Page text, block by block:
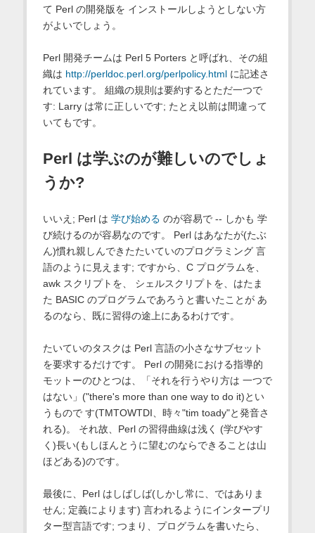
て Perl の開発版を インストールしようとしない方
がよいでしょう。
Perl 開発チームは Perl 5 Porters と呼ばれ、その組
織は http://perldoc.perl.org/perlpolicy.htmlに記述さ
れています。 組織の規則は要約するとただ一つで
す: Larry は常に正しいです; たとえ以前は間違って
いてもです。
Perl は学ぶのが難しいのでしょ
うか?
いいえ; Perl は 学び始める のが容易で -- しかも 学
び続けるのが容易なのです。 Perl はあなたが(たぶ
ん)慣れ親しんできたたいていのプログラミング 言
語のように見えます; ですから、C プログラムを、
awk スクリプトを、 シェルスクリプトを、はたま
た BASIC のプログラムであろうと書いたことが あ
るのなら、既に習得の途上にあるわけです。
たいていのタスクは Perl 言語の小さなサブセット
を要求するだけです。 Perl の開発における指導的
モットーのひとつは、「それを行うやり方は 一つで
はない」("there's more than one way to do it)とい
うもので す(TMTOWTDI、時々"tim toady"と発音さ
れる)。 それ故、Perl の習得曲線は浅く (学びやす
く)長い(もしほんとうに望むのならできることは山
ほどある)のです。
最後に、Perl はしばしば(しかし常に、ではありま
せん; 定義によります) 言われるようにインタープリ
ター型言語です; つまり、プログラムを書いたら、